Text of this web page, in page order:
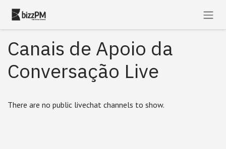
Canais de Apoio da
Conversação Live
There are no public livechat channels to show.